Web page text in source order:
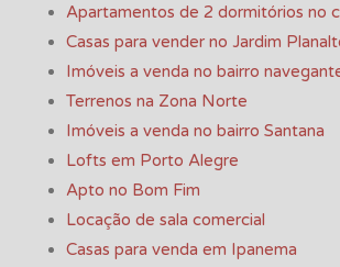
Apartamentos de 2 dormitórios no
Casas para vender no Jardim
Imóveis a venda no bairro
Terrenos na Zona Norte
Imóveis a venda no bairro Santana
Lofts em Porto Alegre
Apto no Bom Fim
Locação de sala comercial
Casas para venda em Ipanema